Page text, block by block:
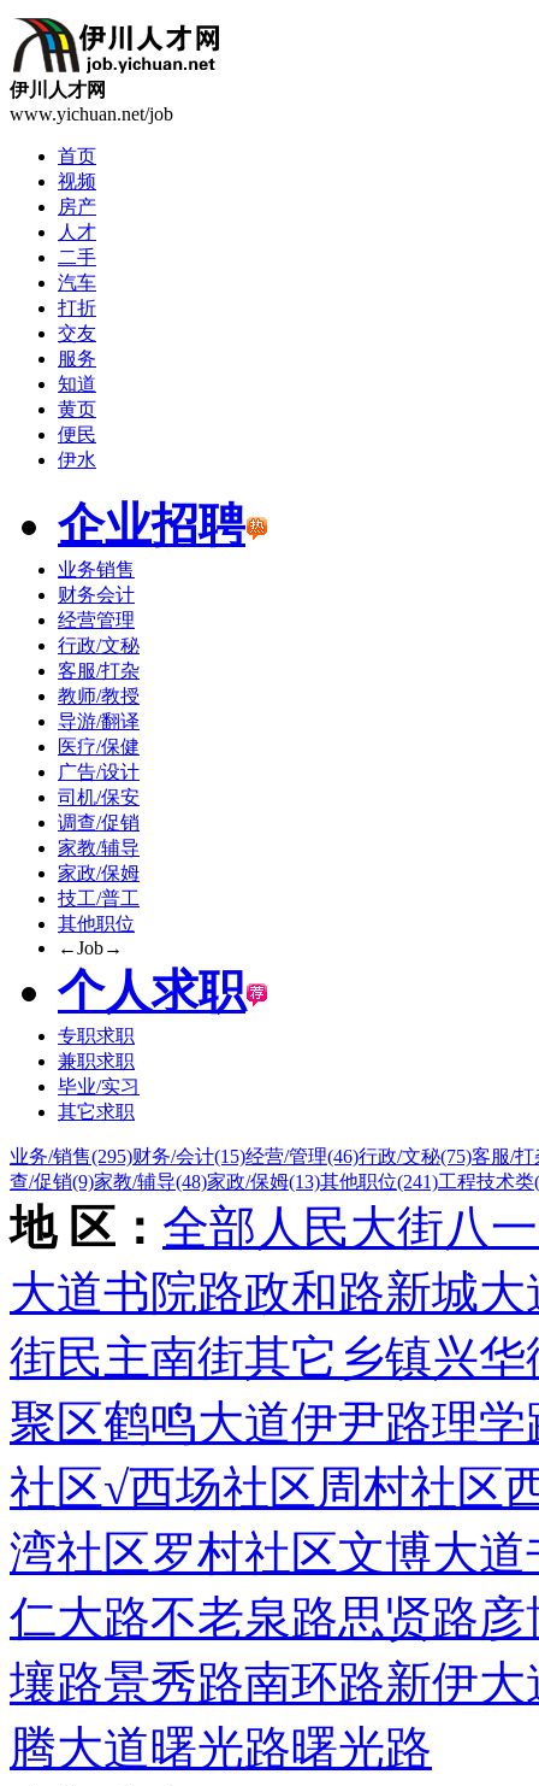
伊川人才网
www.yichuan.net/job
首页
视频
房产
人才
二手
汽车
打折
交友
服务
知道
黄页
便民
伊水
企业招聘
业务销售
财务会计
经营管理
行政/文秘
客服/打杂
教师/教授
导游/翻译
医疗/保健
广告/设计
司机/保安
调查/促销
家教/辅导
家政/保姆
技工/普工
其他职位
←Job→
个人求职
专职求职
兼职求职
毕业/实习
其它求职
业务/销售(295)财务/会计(15)经营/管理(46)行政/文秘(75)客服/打
查/促销(9)家教/辅导(48)家政/保姆(13)其他职位(241)工程技术类
地 区： 全部 人民大街八
大道书院路政和路新城大
街民主南街其它乡镇兴华
聚区鹤鸣大道伊尹路理学
社区√西场社区周村社区
湾社区罗村社区文博大道
仁大路不老泉路思贤路
壤路景秀路南环路新伊大
腾大道曙光路曙光路